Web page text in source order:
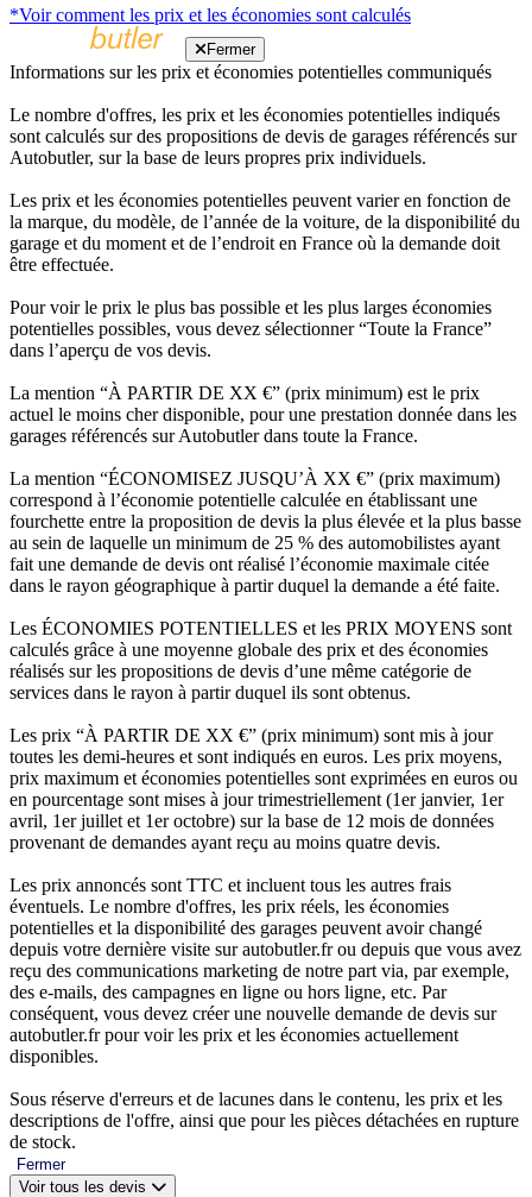
*Voir comment les prix et les économies sont calculés
Fermer
Informations sur les prix et économies potentielles communiqués
Le nombre d'offres, les prix et les économies potentielles indiqués
sont calculés sur des propositions de devis de garages référencés sur
Autobutler, sur la base de leurs propres prix individuels.
Les prix et les économies potentielles peuvent varier en fonction de
la marque, du modèle, de l’année de la voiture, de la disponibilité du
garage et du moment et de l’endroit en France où la demande doit
être effectuée.
Pour voir le prix le plus bas possible et les plus larges économies
potentielles possibles, vous devez sélectionner “Toute la France”
dans l’aperçu de vos devis.
La mention “À PARTIR DE XX €” (prix minimum) est le prix
actuel le moins cher disponible, pour une prestation donnée dans les
garages référencés sur Autobutler dans toute la France.
La mention “ÉCONOMISEZ JUSQU’À XX €” (prix maximum)
correspond à l’économie potentielle calculée en établissant une
fourchette entre la proposition de devis la plus élevée et la plus basse
au sein de laquelle un minimum de 25 % des automobilistes ayant
fait une demande de devis ont réalisé l’économie maximale citée
dans le rayon géographique à partir duquel la demande a été faite.
Les ÉCONOMIES POTENTIELLES et les PRIX MOYENS sont
calculés grâce à une moyenne globale des prix et des économies
réalisés sur les propositions de devis d’une même catégorie de
services dans le rayon à partir duquel ils sont obtenus.
Les prix “À PARTIR DE XX €” (prix minimum) sont mis à jour
toutes les demi-heures et sont indiqués en euros. Les prix moyens,
prix maximum et économies potentielles sont exprimées en euros ou
en pourcentage sont mises à jour trimestriellement (1er janvier, 1er
avril, 1er juillet et 1er octobre) sur la base de 12 mois de données
provenant de demandes ayant reçu au moins quatre devis.
Les prix annoncés sont TTC et incluent tous les autres frais
éventuels. Le nombre d'offres, les prix réels, les économies
potentielles et la disponibilité des garages peuvent avoir changé
depuis votre dernière visite sur autobutler.fr ou depuis que vous avez
reçu des communications marketing de notre part via, par exemple,
des e-mails, des campagnes en ligne ou hors ligne, etc. Par
conséquent, vous devez créer une nouvelle demande de devis sur
autobutler.fr pour voir les prix et les économies actuellement
disponibles.
Sous réserve d'erreurs et de lacunes dans le contenu, les prix et les
descriptions de l'offre, ainsi que pour les pièces détachées en rupture
de stock.
Fermer
Voir tous les devis